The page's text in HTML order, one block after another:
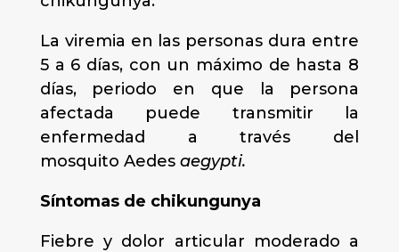
La viremia en las personas dura entre
5 a 6 días, con un máximo de hasta 8
días, periodo en que la persona
afectada puede transmitir la
enfermedad a través del
mosquito Aedes aegypti.
Síntomas de chikungunya
Fiebre y dolor articular moderado a